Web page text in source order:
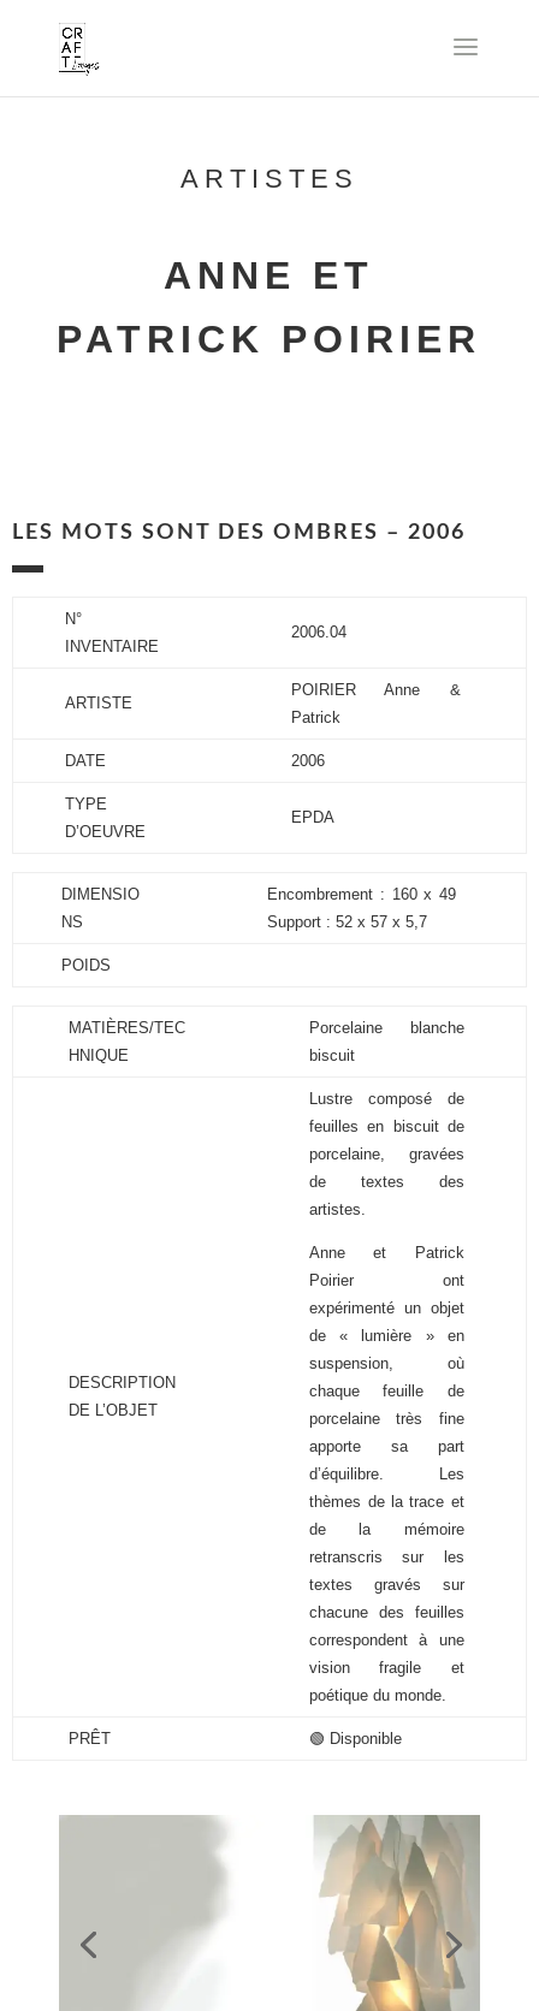
ARTISTES
ANNE ET
PATRICK POIRIER
LES MOTS SONT DES OMBRES – 2006
N°
INVENTAIRE
2006.04
ARTISTE
POIRIER Anne &
Patrick
DATE 2006
TYPE
D’OEUVRE
EPDA
DIMENSIO
NS
Encombrement : 160 x 49
Support : 52 x 57 x 5,7
POIDS
MATIÈRES/TEC
HNIQUE
Porcelaine blanche
biscuit
DESCRIPTION
DE L’OBJET
Lustre composé de
feuilles en biscuit de
porcelaine, gravées
de textes des
artistes.
Anne et Patrick
Poirier ont
expérimenté un objet
de « lumière » en
suspension, où
chaque feuille de
porcelaine très fine
apporte sa part
d’équilibre. Les
thèmes de la trace et
de la mémoire
retranscris sur les
textes gravés sur
chacune des feuilles
correspondent à une
vision fragile et
poétique du monde.
PRÊT 🟢 Disponible